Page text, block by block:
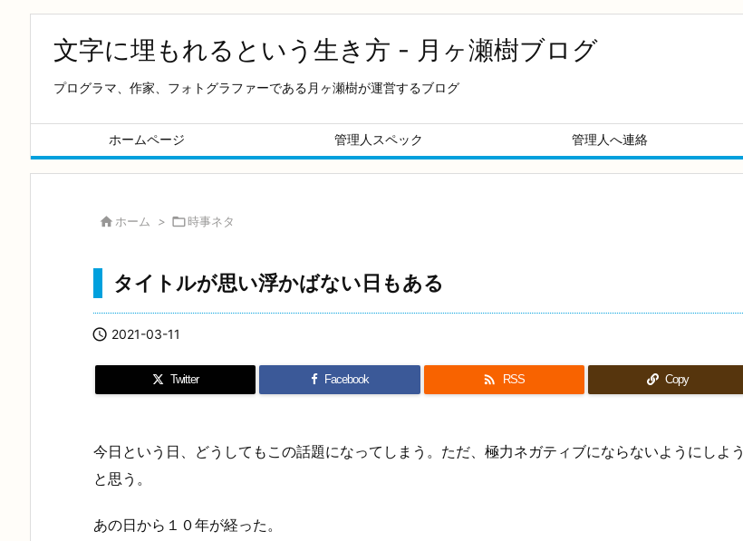
文字に埋もれるという生き方 - 月ヶ瀬樹ブログ
プログラマ、作家、フォトグラファーである月ヶ瀬樹が運営するブログ
ホームページ 管理人スペック 管理人へ連絡
 ホーム > 時事ネタ
タイトルが思い浮かばない日もある
 2021-03-11
Twitter Facebook  RSS Copy
今日という日、どうしてもこの話題になってしまう。ただ、極力ネガティブにならないようにしよう
と思う。
あの日から１０年が経った。